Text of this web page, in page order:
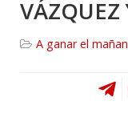
A ganar el